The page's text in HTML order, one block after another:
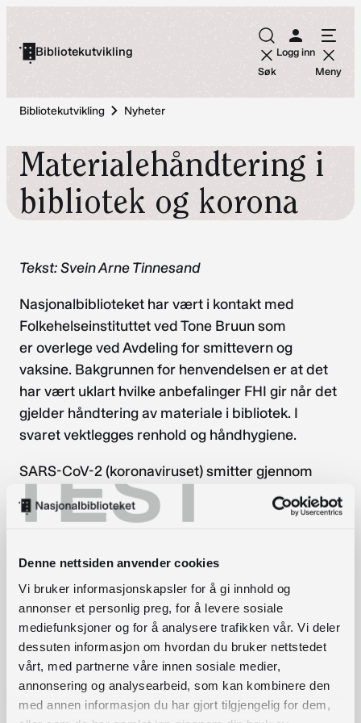
TEST
Denne nettsiden anvender cookies
Vi bruker informasjonskapsler for å gi innhold og
annonser et personlig preg, for å levere sosiale
mediefunksjoner og for å analysere trafikken vår. Vi deler
dessuten informasjon om hvordan du bruker nettstedet
vårt, med partnerne våre innen sosiale medier,
annonsering og analysearbeid, som kan kombinere den
med annen informasjon du har gjort tilgjengelig for dem,
innholdBibliotekutvikling
Søk
Logg inn
Meny
Bibliotekutvikling Nyheter
Materialehåndtering i
bibliotek og korona
Tekst: Svein Arne Tinnesand
Nasjonalbiblioteket har vært i kontakt med
Folkehelseinstituttet ved Tone Bruun som
er overlege ved Avdeling for smittevern og
vaksine. Bakgrunnen for henvendelsen er at det
har vært uklart hvilke anbefalinger FHI gir når det
gjelder håndtering av materiale i bibliotek. I
svaret vektlegges renhold og håndhygiene.
SARS-CoV-2 (koronaviruset) smitter gjennom
dråpe- og kontaktsmitte ved at viruset slynges ut
ved hosting/nysing i en avstand på 1-2 meter fra
på flater i omgivelsene og kan gi indirekte
kontaktsmitte. Faren for at noen skal bli syke
gjennom indirekte kontaktsmitte avhenger igjen
av en rekke forhold; flaten må inneholde
tilstrekkelig mengde med virus og den som
berører den forurensede flaten må berøre
ansiktet (nese, munn og øyne) med forurensede
hender i løpet av kort tid.